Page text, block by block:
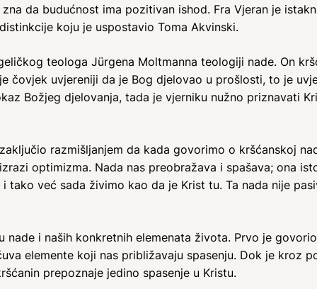
da budućnost ima pozitivan ishod. Fra Vjeran je
koju je uspostavio Toma Akvinski.
teologa Jürgena Moltmanna teologiji nade. On
čovjek uvjereniji da je Bog djelovao u prošlosti, to je
Božjeg djelovanja, tada je vjerniku nužno priznavati
razmišljanjem da kada govorimo o kršćanskoj
optimizma. Nada nas preobražava i spašava; ona
tako već sada živimo kao da je Krist tu. Ta nada nije
i naših konkretnih elemenata života. Prvo je
elemente koji nas približavaju spasenju. Dok je kroz
prepoznaje jedino spasenje u Kristu.